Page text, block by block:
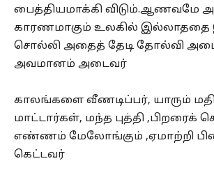
பைத்தியமாக்கி விடும்.ஆணவமே
காரணமாகும் உலகில் இல்லாததை
சொல்லி அதைத் தேடி தோல்வி
அவமானம் அடைவர்
காலங்களை வீணடிப்பர், யாரும்
மாட்டார்கள், மந்த புத்தி ,பிறரைக்
எண்ணம் மேலோங்கும் ,ஏமாற்றி
கெட்டவர்